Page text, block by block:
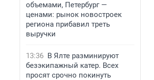
объемами, Петербург —
ценами: рынок новостроек
региона прибавил треть
выручки
13:36 В Ялте разминируют
безэкипажный катер. Всех
просят срочно покинуть